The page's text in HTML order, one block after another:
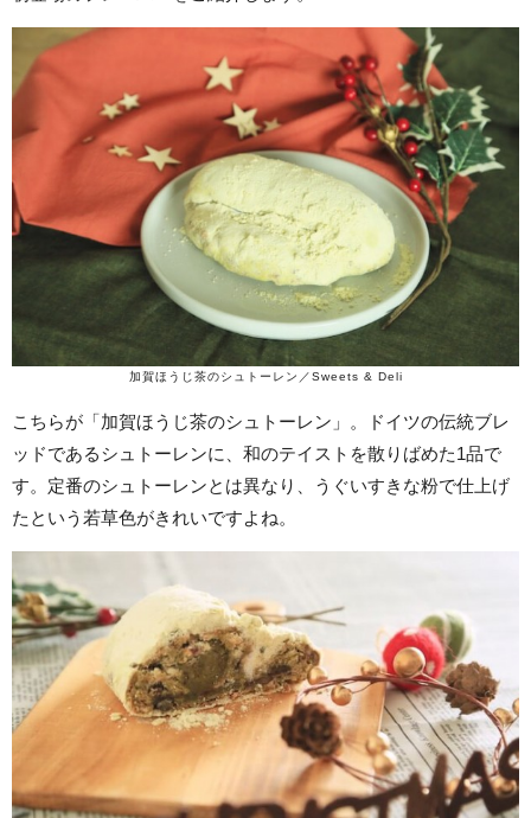
加賀ほうじ茶のシュトーレン／Sweets & Deli
こちらが「加賀ほうじ茶のシュトーレン」。ドイツの伝統ブレ
ッドであるシュトーレンに、和のテイストを散りばめた1品で
す。定番のシュトーレンとは異なり、うぐいすきな粉で仕上げ
たという若草色がきれいですよね。